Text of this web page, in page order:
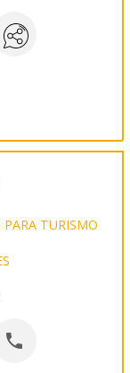
PARA TURISMO
